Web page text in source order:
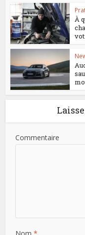
À
Commentaire
Nom*